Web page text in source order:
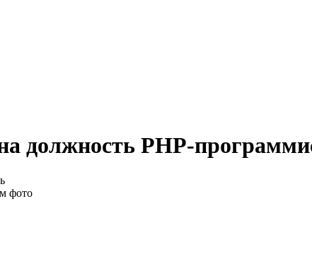
должность PHP-
фото